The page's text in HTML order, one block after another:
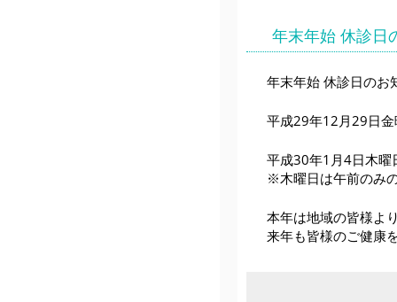
年末年始 休診日
年末年始 休診日のお
平成29年12月29日
平成30年1月4日木曜
※木曜日は午前のみ
本年は地域の皆様よ
来年も皆様のご健康